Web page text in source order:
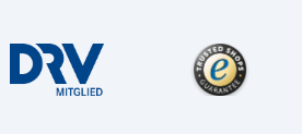
Bremerhaven
Burgpreppach
Cottbus